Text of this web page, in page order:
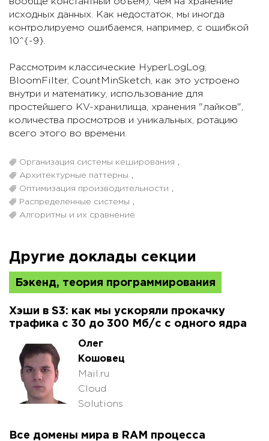
исходных данных. Как недостаток, мы иногда
контролируемо ошибаемся, например, с ошибкой
10^{-9}.
Рассмотрим классические HyperLogLog,
BloomFilter, CountMinSketch, как это устроено
внутри и математику, использование для
простейшего KV-хранилища, хранения "лайков",
количества просмотров и уникальных, ротацию
всего этого во времени.
Организация системы кеширования ,
Архитектурные паттерны ,
Оптимизация производительности ,
Распределенные системы ,
Алгоритмы и их сравнение
Другие доклады секции
Бэкенд, теория программирования
Хэши в S3: как мы ускоряли прокачку
трафика с 30 до 300 Мб/с с одного ядра
Олег
Кошовец
Mail.ru
Cloud
Solutions
Все домены мира в RAM процесса